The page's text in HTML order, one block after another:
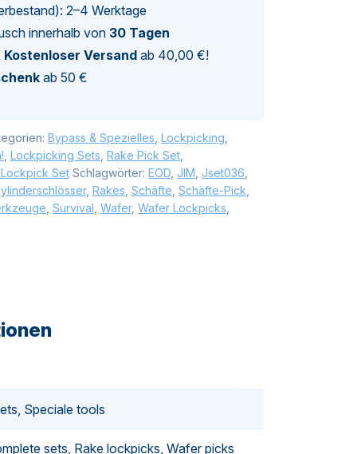
2–4 Werktage
innerhalb von 30 Tagen
Kostenloser Versand ab 40,00 €!
ab 50 €
Bypass & Spezielles Lockpicking
Lockpicking Sets Rake Pick Set
Set Schlagwörter: EOD JIM Jset036
, Rakes Schäfte Schäfte-Pick
Survival Wafer, Wafer Lockpicks
Speciale tools
sets, Rake lockpicks, Wafer picks